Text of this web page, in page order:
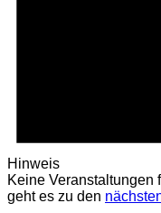
Hinweis
Keine Veranstaltungen
geht es zu den